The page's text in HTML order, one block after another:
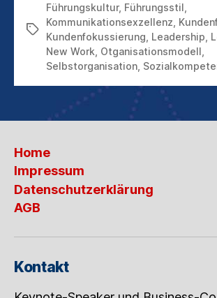
Schlagwörter
Führungskultur, Führungsstil
Kommunikationsexzellenz
Kundenfokussierung Leadership
New Work Otganisationsmodell
Selbstorganisation
Home
Impressum
Datenschutzerklärung
AGB
Kontakt